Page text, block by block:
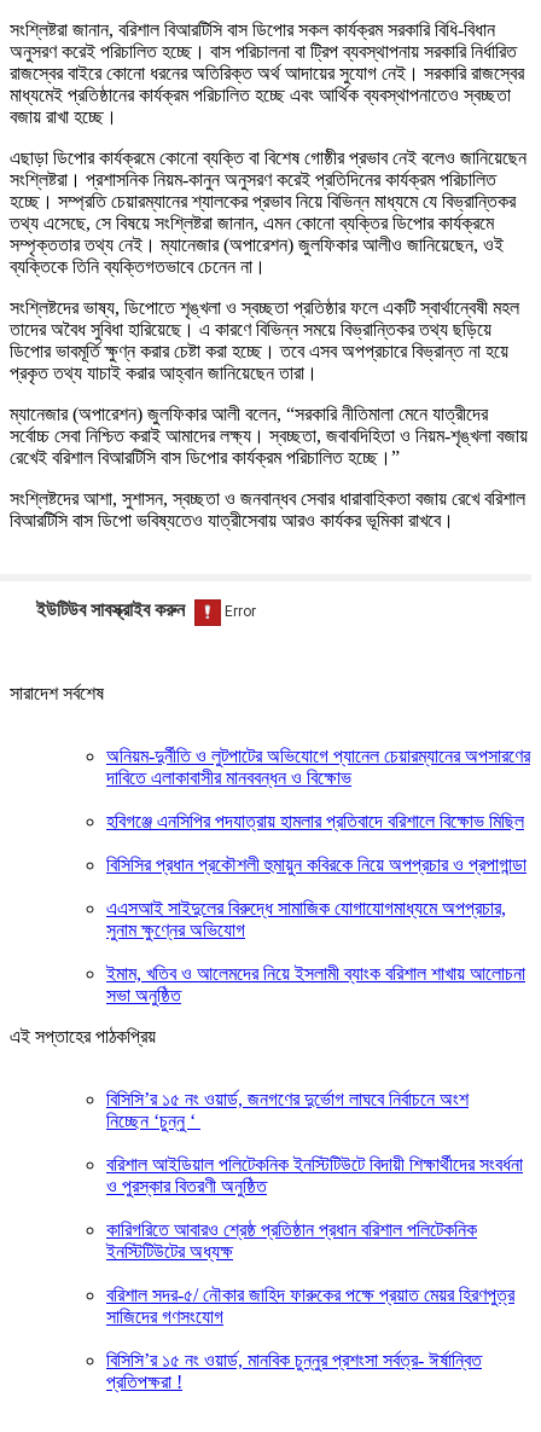
সংশ্লিষ্টরা জানান, বরিশাল বিআরটিসি বাস ডিপোর সকল কার্যক্রম সরকারি বিধি-বিধান
অনুসরণ করেই পরিচালিত হচ্ছে। বাস পরিচালনা বা ট্রিপ ব্যবস্থাপনায় সরকারি নির্ধারিত
রাজস্বের বাইরে কোনো ধরনের অতিরিক্ত অর্থ আদায়ের সুযোগ নেই। সরকারি রাজস্বের
মাধ্যমেই প্রতিষ্ঠানের কার্যক্রম পরিচালিত হচ্ছে এবং আর্থিক ব্যবস্থাপনাতেও স্বচ্ছতা
বজায় রাখা হচ্ছে।
এছাড়া ডিপোর কার্যক্রমে কোনো ব্যক্তি বা বিশেষ গোষ্ঠীর প্রভাব নেই বলেও জানিয়েছেন
সংশ্লিষ্টরা। প্রশাসনিক নিয়ম-কানুন অনুসরণ করেই প্রতিদিনের কার্যক্রম পরিচালিত
হচ্ছে। সম্প্রতি চেয়ারম্যানের শ্যালকের প্রভাব নিয়ে বিভিন্ন মাধ্যমে যে বিভ্রান্তিকর
তথ্য এসেছে, সে বিষয়ে সংশ্লিষ্টরা জানান, এমন কোনো ব্যক্তির ডিপোর কার্যক্রমে
সম্পৃক্ততার তথ্য নেই। ম্যানেজার (অপারেশন) জুলফিকার আলীও জানিয়েছেন, ওই
ব্যক্তিকে তিনি ব্যক্তিগতভাবে চেনেন না।
সংশ্লিষ্টদের ভাষ্য, ডিপোতে শৃঙ্খলা ও স্বচ্ছতা প্রতিষ্ঠার ফলে একটি স্বার্থান্বেষী মহল
তাদের অবৈধ সুবিধা হারিয়েছে। এ কারণে বিভিন্ন সময়ে বিভ্রান্তিকর তথ্য ছড়িয়ে
ডিপোর ভাবমূর্তি ক্ষুণ্ন করার চেষ্টা করা হচ্ছে। তবে এসব অপপ্রচারে বিভ্রান্ত না হয়ে
প্রকৃত তথ্য যাচাই করার আহ্বান জানিয়েছেন তারা।
ম্যানেজার (অপারেশন) জুলফিকার আলী বলেন, “সরকারি নীতিমালা মেনে যাত্রীদের
সর্বোচ্চ সেবা নিশ্চিত করাই আমাদের লক্ষ্য। স্বচ্ছতা, জবাবদিহিতা ও নিয়ম-শৃঙ্খলা বজায়
রেখেই বরিশাল বিআরটিসি বাস ডিপোর কার্যক্রম পরিচালিত হচ্ছে।”
সংশ্লিষ্টদের আশা, সুশাসন, স্বচ্ছতা ও জনবান্ধব সেবার ধারাবাহিকতা বজায় রেখে বরিশাল
বিআরটিসি বাস ডিপো ভবিষ্যতেও যাত্রীসেবায় আরও কার্যকর ভূমিকা রাখবে।
ইউটিউব সাবস্ক্রাইব করুন
সারাদেশ সর্বশেষ
অনিয়ম-দুর্নীতি ও লুটপাটের অভিযোগে প্যানেল চেয়ারম্যানের অপসারণের
দাবিতে এলাকাবাসীর মানববন্ধন ও বিক্ষোভ
হবিগঞ্জে এনসিপির পদযাত্রায় হামলার প্রতিবাদে বরিশালে বিক্ষোভ মিছিল
বিসিসির প্রধান প্রকৌশলী হুমায়ুন কবিরকে নিয়ে অপপ্রচার ও প্রপাগান্ডা
এএসআই সাইদুলের বিরুদ্ধে সামাজিক যোগাযোগমাধ্যমে অপপ্রচার,
সুনাম ক্ষুণ্নের অভিযোগ
ইমাম, খতিব ও আলেমদের নিয়ে ইসলামী ব্যাংক বরিশাল শাখায় আলোচনা
সভা অনুষ্ঠিত
এই সপ্তাহের পাঠকপ্রিয়
বিসিসি’র ১৫ নং ওয়ার্ড, জনগণের দুর্ভোগ লাঘবে নির্বাচনে অংশ
নিচ্ছেন ‘চুন্নু ‘
বরিশাল আইডিয়াল পলিটেকনিক ইনস্টিটিউটে বিদায়ী শিক্ষার্থীদের সংবর্ধনা
ও পুরস্কার বিতরণী অনুষ্ঠিত
কারিগরিতে আবারও শ্রেষ্ঠ প্রতিষ্ঠান প্রধান বরিশাল পলিটেকনিক
ইনস্টিটিউটের অধ্যক্ষ
বরিশাল সদর-৫/ নৌকার জাহিদ ফারুকের পক্ষে প্র‍য়াত মেয়র হিরণপুত্র
সাজিদের গণসংযোগ
বিসিসি’র ১৫ নং ওয়ার্ড, মানবিক চুন্নুর প্রশংসা সর্বত্র- ঈর্ষান্বিত
প্রতিপক্ষরা !